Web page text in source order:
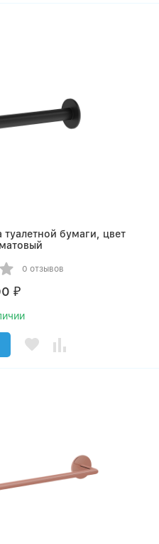
бумаги, цвет
0 отзывов
₽